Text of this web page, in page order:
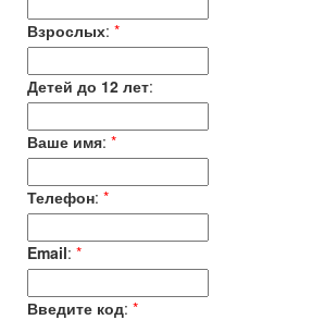
Взрослых: *
Детей до 12 лет:
Ваше имя: *
Телефон: *
Email: *
Введите код: *